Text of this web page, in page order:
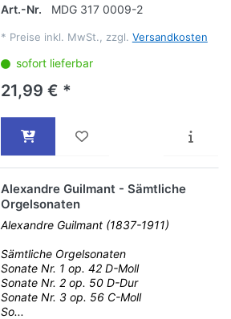
Art.-Nr. MDG 317 0009-2
* Preise inkl. MwSt., zzgl. Versandkosten
sofort lieferbar
21,99 € *
Alexandre Guilmant - Sämtliche
Orgelsonaten
Alexandre Guilmant (1837-1911)
Sämtliche Orgelsonaten
Sonate Nr. 1 op. 42 D-Moll
Sonate Nr. 2 op. 50 D-Dur
Sonate Nr. 3 op. 56 C-Moll
So...